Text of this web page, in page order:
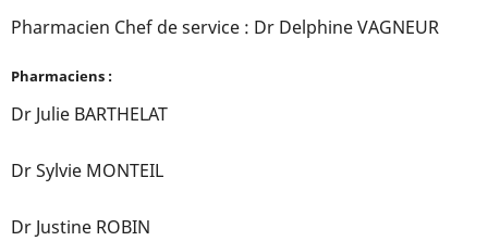
Pharmacien Chef de service : Dr Delphine VAGNEUR
Pharmaciens :
Dr Julie BARTHELAT
Dr Sylvie MONTEIL
Dr Justine ROBIN